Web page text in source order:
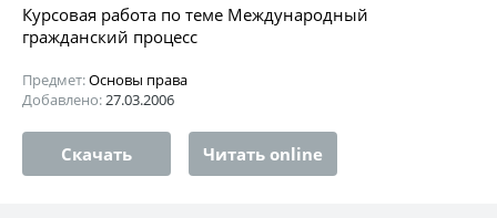
Курсовая работа по теме Международный
гражданский процесс
Предмет:Основы права
Добавлено:27.03.2006
Скачать Читать online